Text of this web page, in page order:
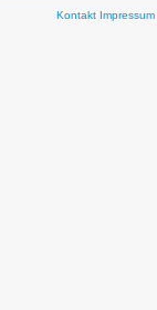
Kontakt Impressum